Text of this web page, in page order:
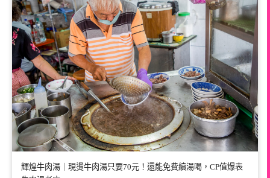
輝煌牛肉湯｜現燙牛肉湯只要70元！還能免費續湯喝，CP值爆表